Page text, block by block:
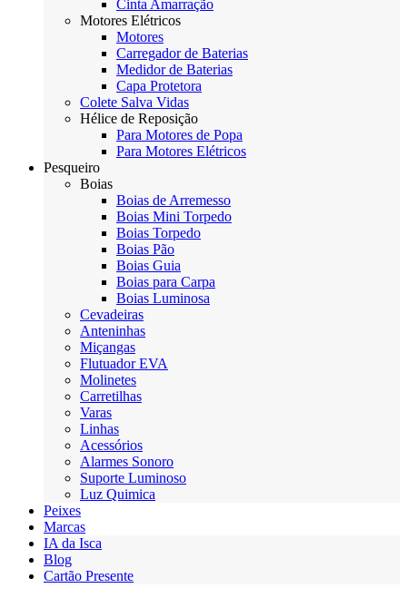
Cinta Amarração
Motores Elétricos
Motores
Carregador de Baterias
Medidor de Baterias
Capa Protetora
Colete Salva Vidas
Hélice de Reposição
Para Motores de Popa
Para Motores Elétricos
Pesqueiro
Boias
Boias de Arremesso
Boias Mini Torpedo
Boias Torpedo
Boias Pão
Boias Guia
Boias para Carpa
Boias Luminosa
Cevadeiras
Anteninhas
Miçangas
Flutuador EVA
Molinetes
Carretilhas
Varas
Linhas
Acessórios
Alarmes Sonoro
Suporte Luminoso
Luz Quimica
Peixes
Marcas
IA da Isca
Blog
Cartão Presente